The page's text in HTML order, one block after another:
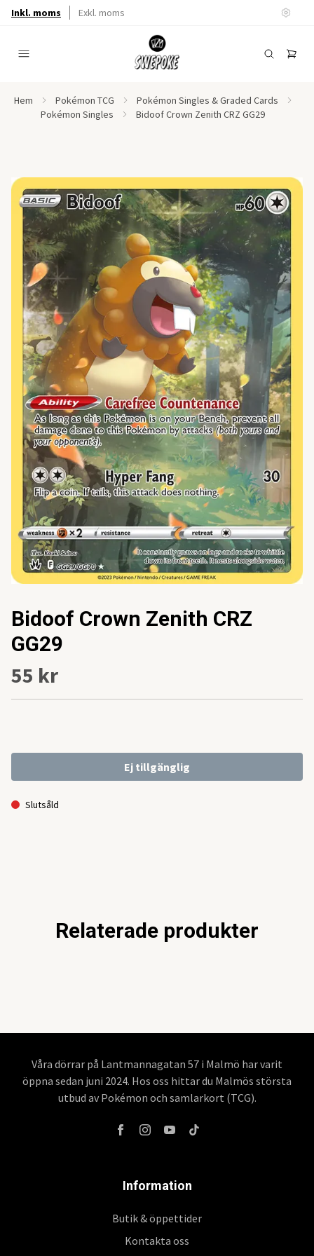
Inkl. moms Exkl. moms
Hem Pokémon TCG
Pokémon Singles & Graded Cards
Pokémon Singles
Bidoof Crown Zenith CRZ GG29
Bidoof Crown Zenith CRZ
GG29
55 kr
Ej tillgänglig
Slutsåld
Relaterade produkter
Våra dörrar på Lantmannagatan 57 i Malmö har varit
öppna sedan juni 2024. Hos oss hittar du Malmös största
utbud av Pokémon och samlarkort (TCG).
Information
Butik & öppettider
Kontakta oss